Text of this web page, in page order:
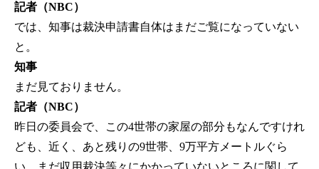
記者（NBC）
では、知事は裁決申請書自体はまだご覧になっていない
と。
知事
まだ見ておりません。
記者（NBC）
昨日の委員会で、この4世帯の家屋の部分もなんですけれ
ども、近く、あと残りの9世帯、9万平方メートルぐら